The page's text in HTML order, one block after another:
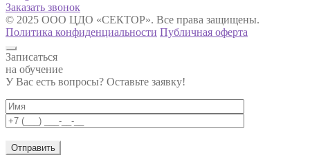
Заказать звонок
© 2025 ООО ЦДО «СЕКТОР». Все права защищены.
Политика конфиденциальности Публичная оферта
Записаться
на обучение
У Вас есть вопросы? Оставьте заявку!